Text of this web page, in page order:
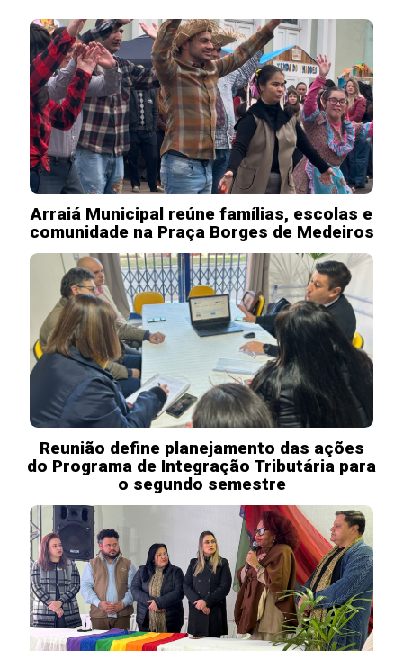
Arraiá Municipal reúne famílias, escolas e
comunidade na Praça Borges de Medeiros
Reunião define planejamento das ações
do Programa de Integração Tributária para
o segundo semestre